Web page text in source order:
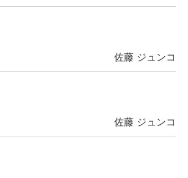
佐藤 ジュンコ
佐藤 ジュンコ